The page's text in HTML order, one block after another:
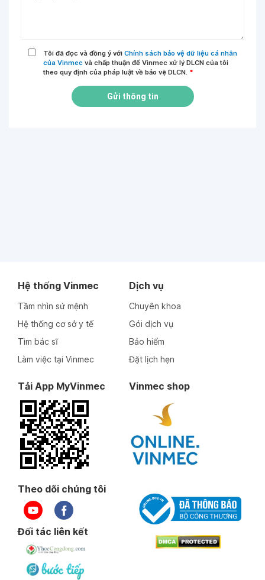
Tôi đã đọc và đồng ý với Chính sách bảo vệ dữ liệu cá nhân
của Vinmec và chấp thuận để Vinmec xử lý DLCN của tôi
theo quy định của pháp luật về bảo vệ DLCN. *
Gửi thông tin
Hệ thống Vinmec
Tầm nhìn sứ mệnh
Hệ thống cơ sở y tế
Tìm bác sĩ
Làm việc tại Vinmec
Dịch vụ
Chuyên khoa
Gói dịch vụ
Bảo hiểm
Đặt lịch hẹn
Tải App MyVinmec Vinmec shop
Theo dõi chúng tôi
Đối tác liên kết